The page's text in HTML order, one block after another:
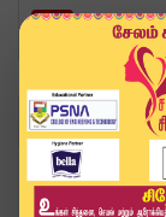
Home Topics